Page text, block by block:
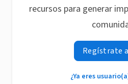
recursos para generar
Regístrate
¿Ya eres